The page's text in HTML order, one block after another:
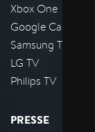
Xbox One
Google Cast
Samsung TV
LG TV
Philips TV
PRESSE